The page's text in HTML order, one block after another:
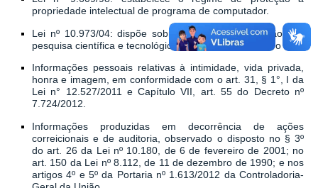
propriedade intelectual de programa de computador.
Lei nº 10.973/04: dispõe sobre incentivos à inovação e à
pesquisa científica e tecnológica no ambiente produtivo
Informações pessoais relativas à intimidade, vida privada,
honra e imagem, em conformidade com o art. 31, § 1°, I da
Lei n° 12.527/2011 e Capítulo VII, art. 55 do Decreto nº
7.724/2012.
Informações produzidas em decorrência de ações
correicionais e de auditoria, observado o disposto no § 3º
do art. 26 da Lei nº 10.180, de 6 de fevereiro de 2001; no
art. 150 da Lei nº 8.112, de 11 de dezembro de 1990; e nos
artigos 4º e 5º da Portaria nº 1.613/2012 da Controladoria-